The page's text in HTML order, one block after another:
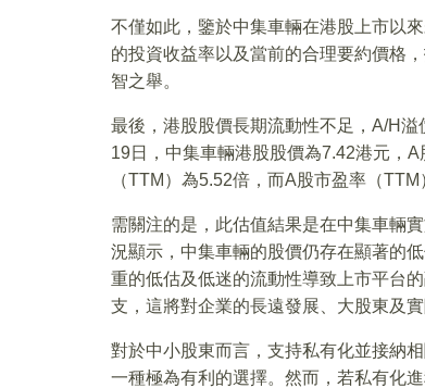
不僅如此，鑒於中集車輛在港股上市以
的投資收益率以及當前的合理要約價格
智之舉。
最後，港股股價長期流動性不足，A/H
19日，中集車輛港股股價為7.42港元，
（TTM）為5.52倍，而A股市盈率（TTM
需關注的是，此估值結果是在中集車輛
況顯示，中集車輛的股價仍存在顯著的
重的低估及低迷的流動性導致上市平台
支，這將對企業的長遠發展、大股東及
對於中小股東而言，支持私有化並接納
一種極為有利的選擇。然而，若私有化